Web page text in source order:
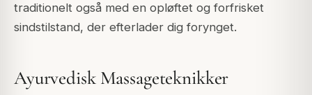
traditionelt også med en opløftet og forfrisket
sindstilstand, der efterlader dig forynget.
Ayurvedisk Massageteknikker